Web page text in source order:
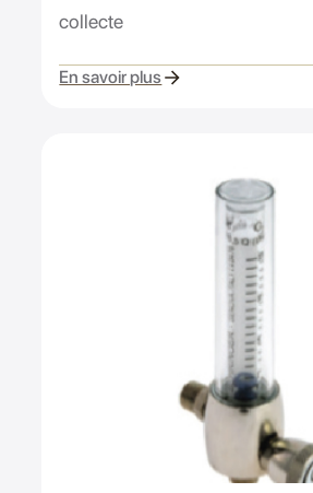
collecte
En savoir plus